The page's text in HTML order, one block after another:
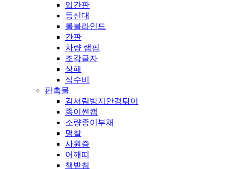
입간판
등신대
롤블라인드
간판
차량 랩핑
조각글자
상패
식수비
판촉물
김서림방지안경닦이
종이썬캡
소량종이부채
명찰
사원증
어깨띠
책받침